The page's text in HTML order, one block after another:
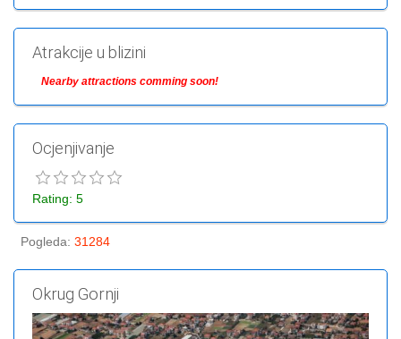
Atrakcije u blizini
Nearby attractions comming soon!
Ocjenjivanje
Rating: 5
Pogleda: 31284
Okrug Gornji